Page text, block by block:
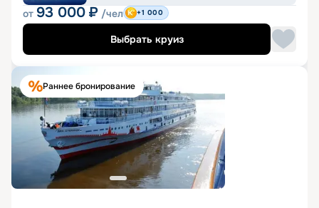
от 93 000 ₽ /чел +1 000
Выбрать круиз
Раннее бронирование